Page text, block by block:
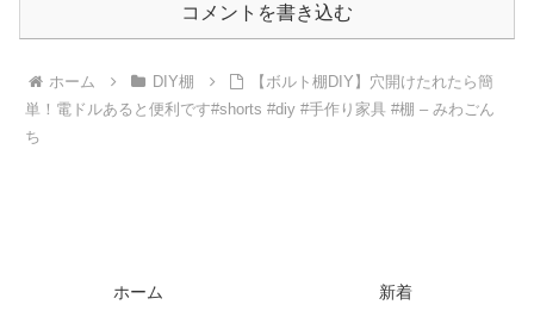
コメントを書き込む
ホーム DIY棚
【ボルト棚DIY】穴開けたれたら簡
単！電ドルあると便利です#shorts #diy #手作り家具 #棚 – みわごん
ち
ホーム
新着